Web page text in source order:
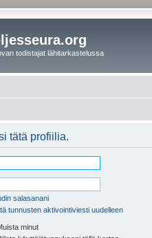
todistajat lähitarkastelussa
tätä profiilia.
salasanani
tunnusten aktivointiviesti uudelleen
minut